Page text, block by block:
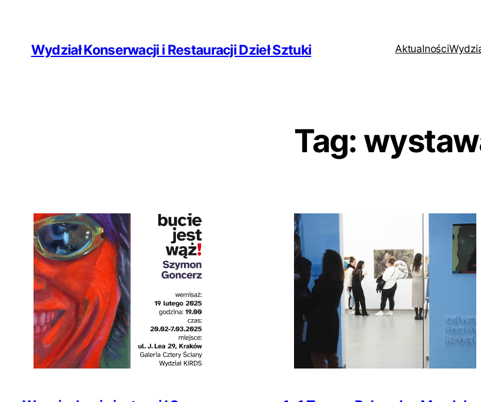
treściWydział Konserwacji i Restauracji Dzieł Sztuki Aktualności
Tag: